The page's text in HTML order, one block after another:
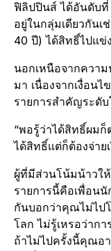
ฟิลิปปินส์ ได้อันดับที่
อยู่ในกลุ่มเดียวกันเ
40 ปี) ได้สิทธิ์ไปแข่
นอกเหนือจากควา
มา เนื่องจากเงื่อน
รายการสำคัญระดั
“พอรู้ว่าได้สิทธิ์ผมก็
ได้สิทธิ์แต่ก็ต้องจ่าย
ผู้ที่มีส่วนโน้มน้าวใ
รายการนี้คือเพื่อนนั
กันบอกว่าคุณไม่ไป
โลก ไม่รู้เหรอว่าก
ถ้าไม่ไปครั้งนี้คุณอ